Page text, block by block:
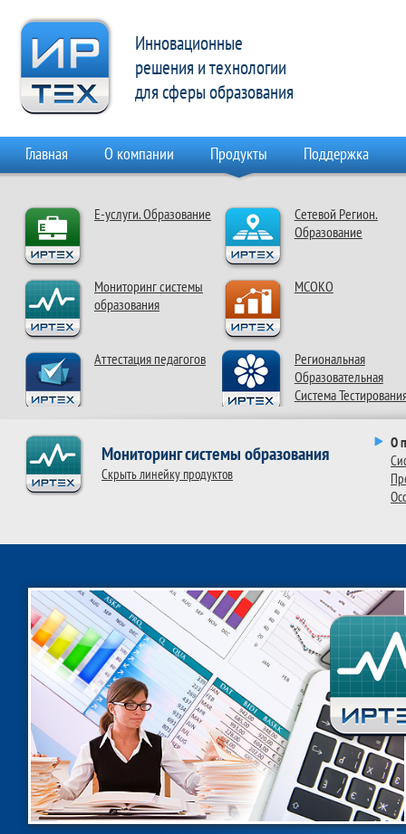
Инновационные
решения и технологии
для сферы образования
Главная О компании Продукты Поддержка
Е-услуги. Образование
Сетевой Регион.
Образование
Мониторинг системы
образования
МСОКО
Аттестация педагогов
Региональная
Образовательная
Система
Мониторинг системы образования
Скрыть линейку продуктов
О